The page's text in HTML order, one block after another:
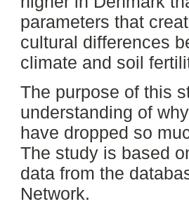
parameters that
cultural differences
climate and soil
The purpose of this
understanding of
have dropped so
The study is based
data from the
Network.